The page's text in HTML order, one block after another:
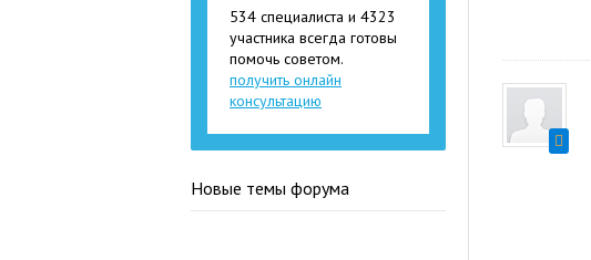
534 специалиста и 4323
участника всегда готовы
помочь советом.
получить онлайн
консультацию
Новые темы форума